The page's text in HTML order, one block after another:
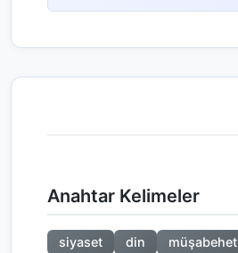
Anahtar Kelimeler
siyaset din müşabehet